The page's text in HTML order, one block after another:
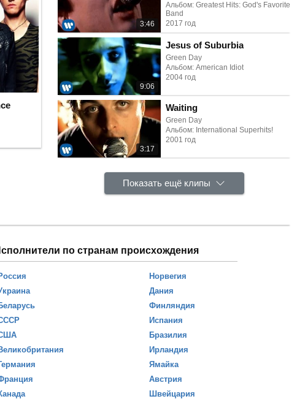
3:46
Альбом: Greatest Hits: God's Favorite
Band
2017 год
9:06
Jesus of Suburbia
Green Day
Альбом: American Idiot
2004 год
3:17
Waiting
Green Day
Альбом: International Superhits!
2001 год
Показать ещё клипы
по странам происхождения
Норвегия
Дания
Финляндия
Испания
Бразилия
Ирландия
Ямайка
Австрия
Швейцария